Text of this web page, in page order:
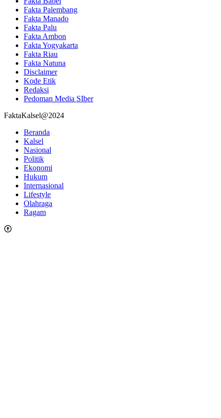
Fakta Palembang
Fakta Manado
Fakta Palu
Fakta Ambon
Fakta Yogyakarta
Fakta Riau
Fakta Natuna
Disclaimer
Kode Etik
Redaksi
Pedoman Media SIber
FaktaKalsel@2024
Beranda
Kalsel
Nasional
Politik
Ekonomi
Hukum
Internasional
Lifestyle
Olahraga
Ragam